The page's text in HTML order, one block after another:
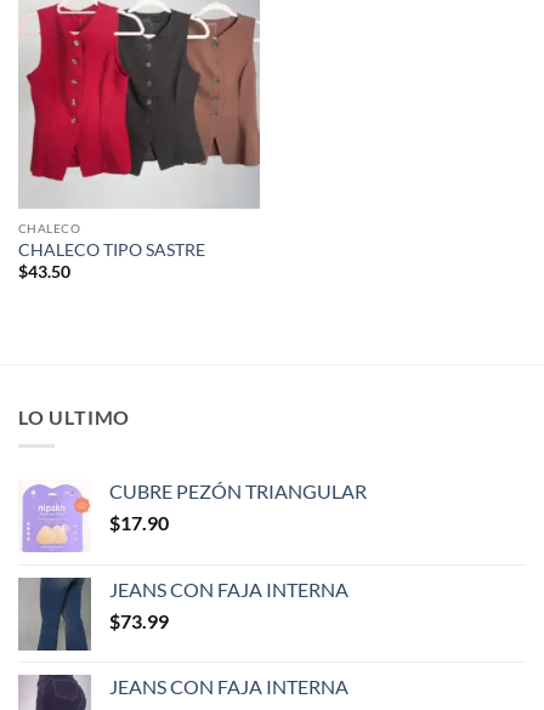
lista de
deseos
CHALECO
CHALECO TIPO SASTRE
$43.50
LO ULTIMO
CUBRE PEZÓN TRIANGULAR
$17.90
JEANS CON FAJA INTERNA
$73.99
JEANS CON FAJA INTERNA